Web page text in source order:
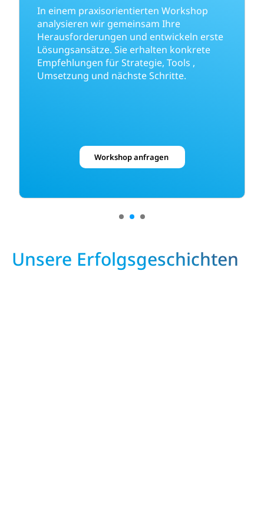
In einem praxisorientierten Workshop
analysieren wir gemeinsam Ihre
Herausforderungen und entwickeln erste
Lösungsansätze. Sie erhalten konkrete
Empfehlungen für Strategie, Tools ,
Umsetzung und nächste Schritte.
Workshop anfragen
Unsere Erfolgsgeschichten